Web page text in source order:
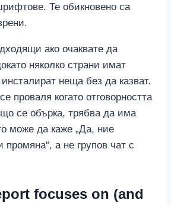
Те обикновено са
ако очаквате да
няколко страни имат
неща без да казват.
проваля когато отговорността
се обърка, трябва да има
може да каже „Да, ние
промяна“, а не групов чат с
focuses on (and